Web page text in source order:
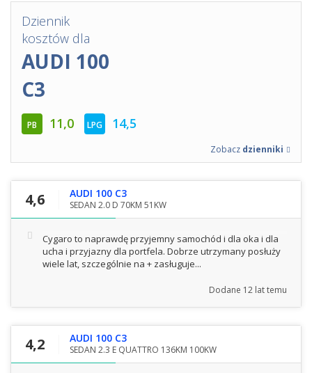
Dziennik
kosztów dla
AUDI 100
C3
PB 11,0 LPG 14,5
Zobacz dzienniki
4,6 AUDI 100 C3
SEDAN 2.0 D 70KM 51KW
Cygaro to naprawdę przyjemny samochód i dla oka i dla
ucha i przyjazny dla portfela. Dobrze utrzymany posłuży
wiele lat, szczególnie na + zasługuje...
Dodane 12 lat temu
4,2 AUDI 100 C3
SEDAN 2.3 E QUATTRO 136KM 100KW